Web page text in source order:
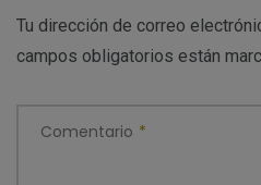
Tu dirección de correo
campos obligatorios están
Comentario *